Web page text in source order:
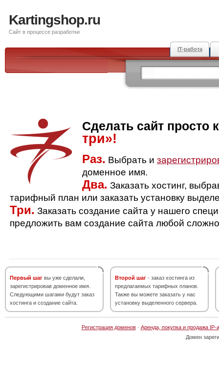
Kartingshop.ru
Сайт в процессе разработки
IT-работа
Сделать сайт просто
три»!
Раз. Выбрать и
доменное имя.
Два. Заказать хостинг,
тарифный план или заказать установку
Три. Заказать создание сайта у нашего
предложить вам создание сайта любой
Первый шаг вы уже сделали,
зарегистрировав доменное имя.
Следующими шагами будут заказ
хостинга и создание сайта.
Второй шаг - заказ хостинга из
предлагаемых тарифных планов.
Также вы можете заказать у нас
установку выделенного сервера.
Регистрация доменов· Аренда, покупка и продажа IP-
Домен